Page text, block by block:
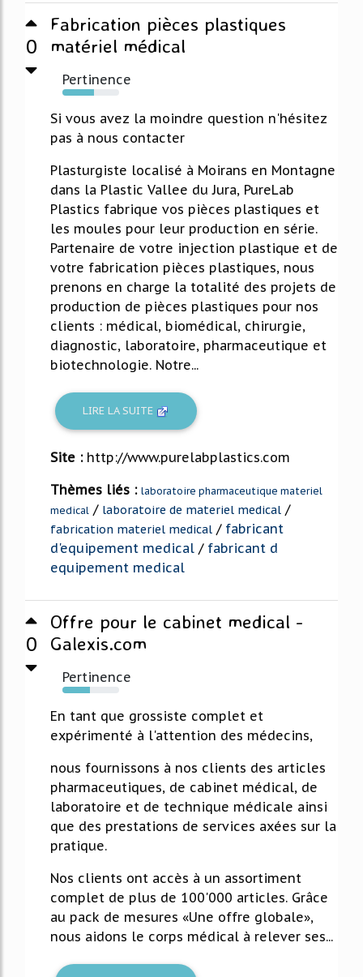
0
Fabrication pièces plastiques
matériel médical
Pertinence
55%
Si vous avez la moindre question n'hésitez
pas à nous contacter
Plasturgiste localisé à Moirans en Montagne
dans la Plastic Vallee du Jura, PureLab
Plastics fabrique vos pièces plastiques et
les moules pour leur production en série.
Partenaire de votre injection plastique et de
votre fabrication pièces plastiques, nous
prenons en charge la totalité des projets de
production de pièces plastiques pour nos
clients : médical, biomédical, chirurgie,
diagnostic, laboratoire, pharmaceutique et
biotechnologie. Notre...
LIRE LA SUITE
Site : http://www.purelabplastics.com
Thèmes liés : laboratoire pharmaceutique materiel
medical / laboratoire de materiel medical /
fabrication materiel medical / fabricant
d'equipement medical / fabricant d
equipement medical
0
Offre pour le cabinet medical -
Galexis.com
Pertinence
48%
En tant que grossiste complet et
expérimenté à l'attention des médecins,
nous fournissons à nos clients des articles
pharmaceutiques, de cabinet médical, de
laboratoire et de technique médicale ainsi
que des prestations de services axées sur la
pratique.
Nos clients ont accès à un assortiment
complet de plus de 100'000 articles. Grâce
au pack de mesures «Une offre globale»,
nous aidons le corps médical à relever ses...